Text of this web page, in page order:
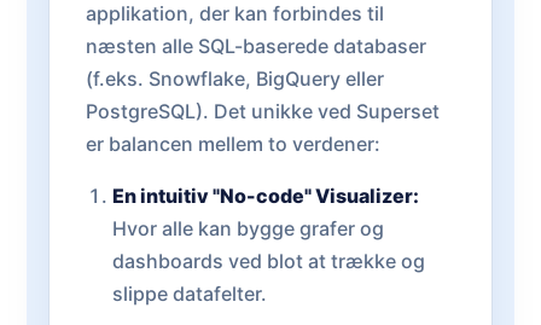
applikation, der kan forbindes til
næsten alle SQL-baserede databaser
(f.eks. Snowflake, BigQuery eller
PostgreSQL). Det unikke ved Superset
er balancen mellem to verdener:
En intuitiv "No-code" Visualizer:
Hvor alle kan bygge grafer og
dashboards ved blot at trække og
slippe datafelter.